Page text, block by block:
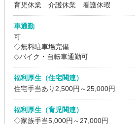
育児休業 介護休業 看護休暇
車通勤
可
◇無料駐車場完備
◇バイク・自転車通勤可
福利厚生（住宅関連）
住宅手当あり2,500円～25,000円
福利厚生（育児関連）
◇家族手当5,000円～27,000円